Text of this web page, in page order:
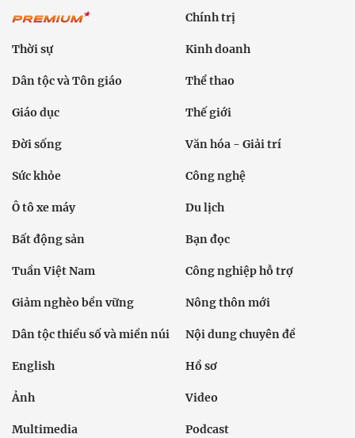
Chính trị
Thời sự Kinh doanh
Dân tộc và Tôn giáo Thể thao
Giáo dục Thế giới
Đời sống Văn hóa - Giải trí
Sức khỏe Công nghệ
Ô tô xe máy Du lịch
Bất động sản Bạn đọc
Tuần Việt Nam Công nghiệp hỗ trợ
Giảm nghèo bền vững Nông thôn mới
Dân tộc thiểu số và miền núi Nội dung chuyên đề
English Hồ sơ
Ảnh Video
Multimedia Podcast